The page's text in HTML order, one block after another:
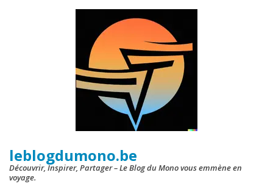
leblogdumono.be
Découvrir, Inspirer, Partager – Le Blog du Mono vous emmène en
voyage.